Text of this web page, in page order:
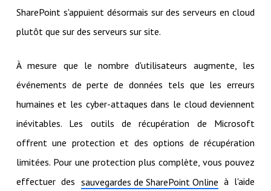
SharePoint s'appuient désormais sur des serveurs en cloud
plutôt que sur des serveurs sur site.
À mesure que le nombre d'utilisateurs augmente, les
événements de perte de données tels que les erreurs
humaines et les cyber-attaques dans le cloud deviennent
inévitables. Les outils de récupération de Microsoft
offrent une protection et des options de récupération
limitées. Pour une protection plus complète, vous pouvez
effectuer des sauvegardes de SharePoint Online à l'aide